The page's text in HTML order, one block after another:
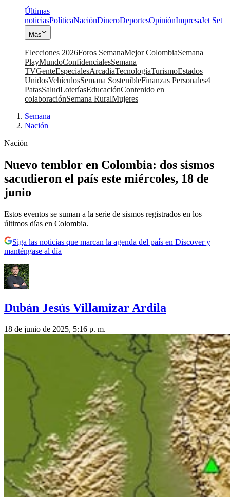
Últimas
noticiasPolíticaNaciónDineroDeportesOpiniónImpresaJet Set
Más
Elecciones 2026Foros SemanaMejor ColombiaSemana
PlayMundoConfidencialesSemana
TVGenteEspecialesArcadiaTecnologíaTurismoEstados
UnidosVehículosSemana SostenibleFinanzas Personales4
PatasSaludLoteríasEducaciónContenido en
colaboraciónSemana RuralMujeres
Semana|
Nación
Nación
Nuevo temblor en Colombia: dos sismos
sacudieron el país este miércoles, 18 de
junio
Estos eventos se suman a la serie de sismos registrados en los
últimos días en Colombia.
Siga las noticias que marcan la agenda del país en Discover y
manténgase al día
Dubán Jesús Villamizar Ardila
18 de junio de 2025, 5:16 p. m.